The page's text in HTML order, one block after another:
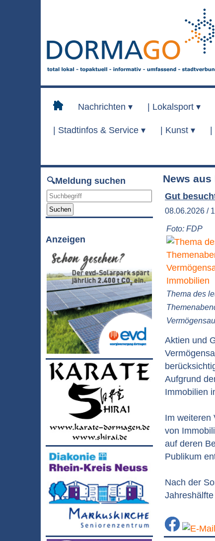
Nachrichten ▾ Lokalsport ▾
Stadtinfos & Service ▾ Kunst ▾
🔍Meldung suchen
Suchen
Anzeigen
News
Gut
08.06.2026 /
Foto: FDP
Thema des
Aktien und
Aufgrund
Immobilien
Im weiteren
von
auf deren
Publikum
Nach der